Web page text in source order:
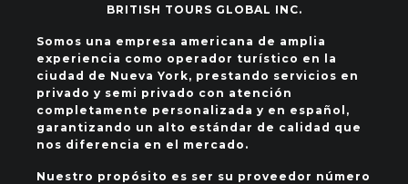
BRITISH TOURS GLOBAL INC.
Somos una empresa americana de amplia
experiencia como operador turístico en la
ciudad de Nueva York, prestando servicios en
privado y semi privado con atención
completamente personalizada y en español,
garantizando un alto estándar de calidad que
nos diferencia en el mercado.
Nuestro propósito es ser su proveedor número